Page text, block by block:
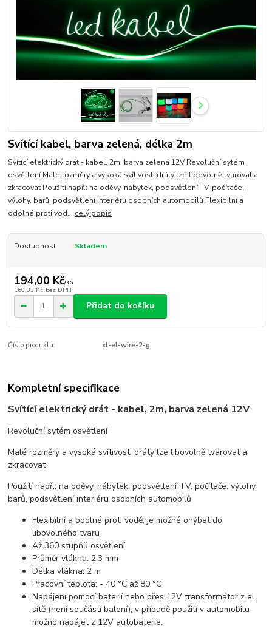
Svítící kabel, barva zelená, délka 2m
Svítící elektrický drát - kabel, 2m, barva zelená 12V Revoluční sytém
osvětlení Malé rozměry a vysoká svítivost, dráty lze libovolně tvarovat a
zkracovat Použití např.: na oděvy, nábytek, podsvětlení TV, počítače,
výlohy, barů, podsvětlení interiéru osobních automobilů Flexibilní a
odolné proti vod... celý popis
Dostupnost Skladem
194,00 Kč/ks
160,33 Kč bez DPH
Přidat do košíku
Číslo produktu: xl-el-wire-2-g
Kompletní specifikace
Svítící elektrický drát - kabel, 2m, barva zelená 12V
Revoluční sytém osvětlení
Malé rozměry a vysoká svítivost, dráty lze libovolně tvarovat a
zkracovat
Použití např.: na oděvy, nábytek, podsvětlení TV, počítače, výlohy,
barů, podsvětlení interiéru osobních automobilů
Flexibilní a odolné proti vodě, je možné ohýbat do
libovolného tvaru
Až 360 stupňů osvětlení
Průměr vlákna: 2,3 mm
Délka vlákna: 2 m
Pracovní teplota: - 40 °C až 80 °C
Napájení pomocí baterií nebo přes 12V transformátor z el.
sítě (není součástí balení), v případě použití v automobilu
možno napájet z 12V autobaterie.